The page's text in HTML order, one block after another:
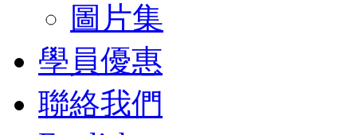
圖片集
學員優惠
聯絡我們